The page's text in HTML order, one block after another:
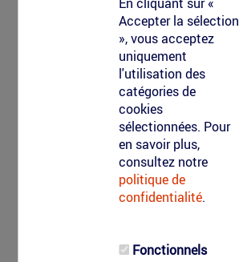
Accepter la sélection
», vous acceptez
uniquement
l'utilisation des
catégories de
cookies
sélectionnées. Pour
en savoir plus,
consultez notre
politique de
confidentialité.
Fonctionnels